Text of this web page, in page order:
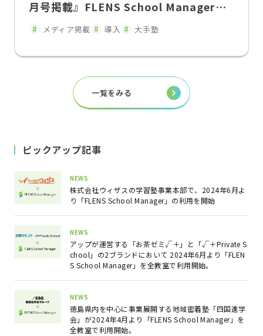
月号掲載』FLENS School Managerに
よる教室運営改革入退室連絡の遅延を解
メディア掲載 導入 大手塾
一覧をみる
ピックアップ記事
NEWS
株式会社ウィザスの学習塾事業本部で、2024年6月よ
り「FLENS School Manager」の利用を開始
NEWS
アップが運営する「お茶ゼミ√＋」と「√＋Private S
chool」の2ブランドにおいて 2024年6月より「FLEN
S School Manager」を全教室で利用開始。
NEWS
徳島県内を中心に事業展開する地域密着塾「四国進学
会」が2024年4月より「FLENS School Manager」を
全教室で利用開始。